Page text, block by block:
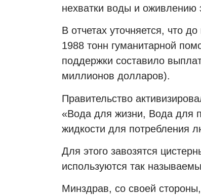
нехватки воды и оживлению
В отчетах уточняется, что
1988 тонн гуманитарной
поддержки составило
миллионов долларов).
Правительство
«Вода для жизни, Вода для
жидкости для потребления
Для этого завозятся
используются так
Минздрав, со своей